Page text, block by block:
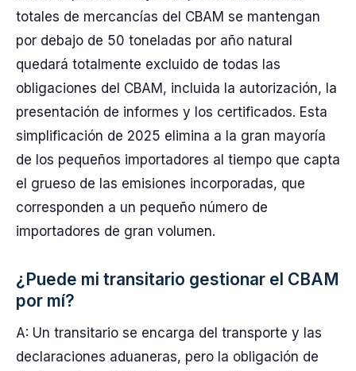
totales de mercancías del CBAM se mantengan
por debajo de 50 toneladas por año natural
quedará totalmente excluido de todas las
obligaciones del CBAM, incluida la autorización, la
presentación de informes y los certificados. Esta
simplificación de 2025 elimina a la gran mayoría
de los pequeños importadores al tiempo que capta
el grueso de las emisiones incorporadas, que
corresponden a un pequeño número de
importadores de gran volumen.
¿Puede mi transitario gestionar el CBAM
por mí?
A: Un transitario se encarga del transporte y las
declaraciones aduaneras, pero la obligación de